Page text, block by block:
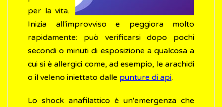
per la vita.
Inizia all'improvviso e peggiora molto
rapidamente: può verificarsi dopo pochi
secondi o minuti di esposizione a qualcosa a
cui si è allergici come, ad esempio, le arachidi
o il veleno iniettato dalle punture di api.
Lo shock anafilattico è un'emergenza che